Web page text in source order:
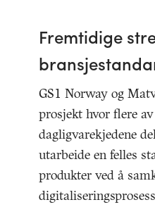
Fremtidige
GS1 Norway og
prosjekt hvor flere
dagligvarekjedene
utarbeide en felles
produkter ved å